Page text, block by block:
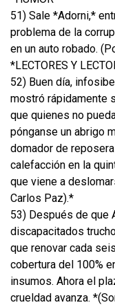
51) Sale *Adorni,*
problema de la
en un auto robado.
*LECTORES Y
52) Buen día,
mostró rápidamente
que quienes no
pónganse un abrigo
domador de
calefacción en la
que viene a
Carlos Paz).*
53) Después de que
discapacitados
que renovar cada
cobertura del 100%
insumos. Ahora el
crueldad avanza.